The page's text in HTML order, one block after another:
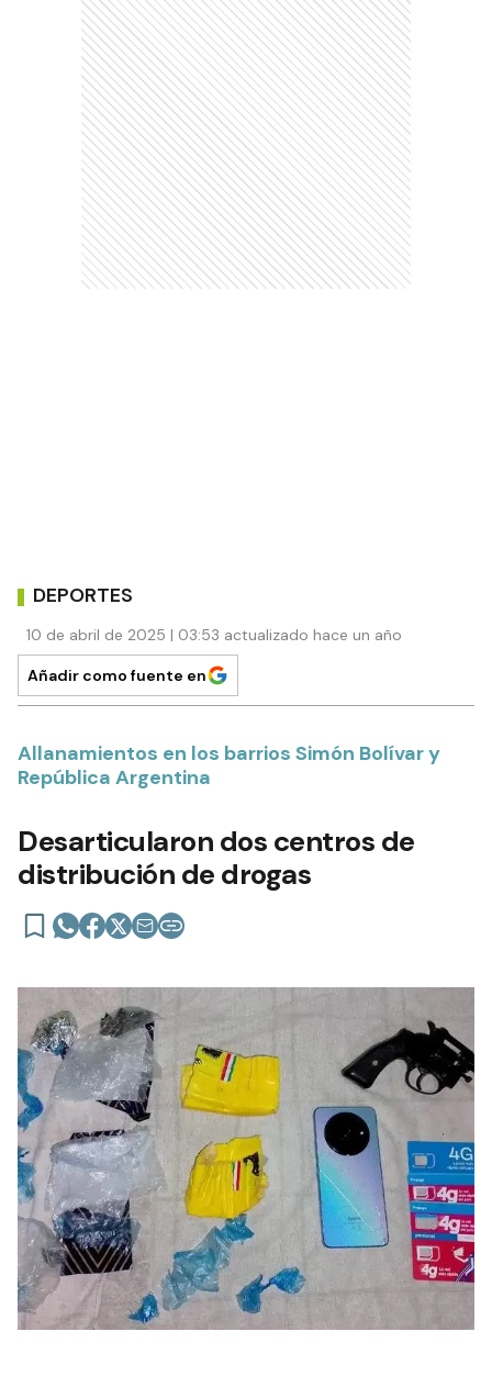
DEPORTES
10 de abril de 2025 | 03:53 actualizado hace un año
Añadir como fuente en
Allanamientos en los barrios Simón Bolívar y
República Argentina
Desarticularon dos centros de
distribución de drogas